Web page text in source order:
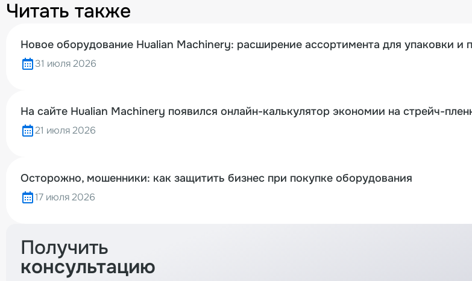
Читать также
Новое оборудование Hualian Machinery: расширение ассортимента для упаковки и
31 июля 2026
На сайте Hualian Machinery появился онлайн-калькулятор экономии на стрейч-
21 июля 2026
Осторожно, мошенники: как защитить бизнес при покупке оборудования
17 июля 2026
Получить
консультацию